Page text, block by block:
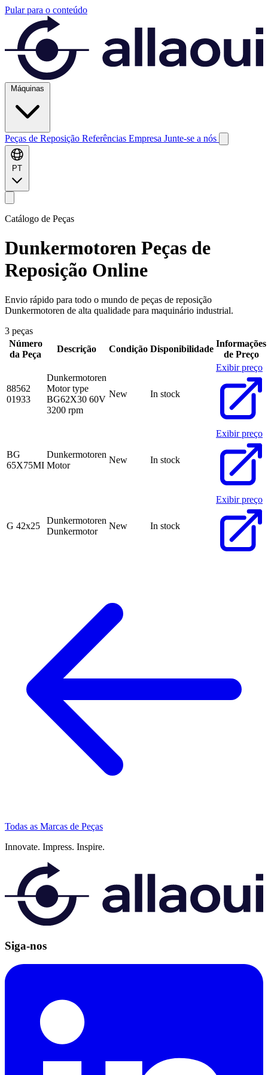
Pular para o conteúdo
Máquinas
Peças de Reposição Referências Empresa Junte-se a nós
PT
Catálogo de Peças
Dunkermotoren Peças de
Reposição Online
Envio rápido para todo o mundo de peças de reposição
Dunkermotoren de alta qualidade para maquinário industrial.
3 peças
Número
da Peça
Descrição Condição Disponibilidade
Informações
de Preço
88562
01933
Dunkermotoren
Motor type
BG62X30 60V
3200 rpm
New In stock
Exibir preço
BG
65X75MI
Dunkermotoren
Motor
New In stock
Exibir preço
G 42x25
Dunkermotoren
Dunkermotor
New In stock
Exibir preço
Todas as Marcas de Peças
Innovate. Impress. Inspire.
Siga-nos